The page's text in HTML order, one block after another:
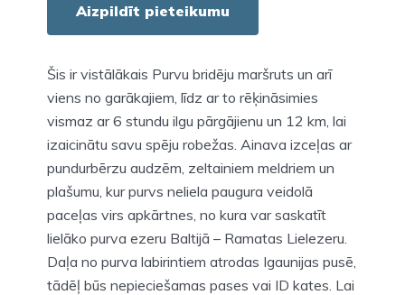
Aizpildīt pieteikumu
Šis ir vistālākais Purvu bridēju maršruts un arī
viens no garākajiem, līdz ar to rēķināsimies
vismaz ar 6 stundu ilgu pārgājienu un 12 km, lai
izaicinātu savu spēju robežas. Ainava izceļas ar
pundurbērzu audzēm, zeltainiem meldriem un
plašumu, kur purvs neliela paugura veidolā
paceļas virs apkārtnes, no kura var saskatīt
lielāko purva ezeru Baltijā – Ramatas Lielezeru.
Daļa no purva labirintiem atrodas Igaunijas pusē,
tādēļ būs nepieciešamas pases vai ID kates. Lai